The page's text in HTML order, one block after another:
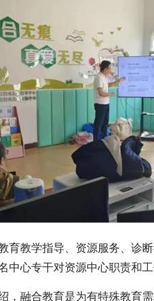
教学指导、资源服务、诊断
中心专干对资源中心职责和
融合教育是为有特殊教育